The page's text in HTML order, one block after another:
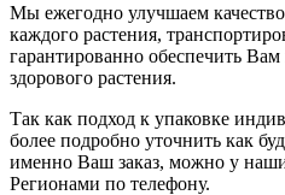
Мы ежегодно улучшаем
каждого растения,
гарантированно обеспечить
здорового растения.
Так как подход к упаковке
более подробно уточнить как
именно Ваш заказ, можно у
Регионами по телефону.